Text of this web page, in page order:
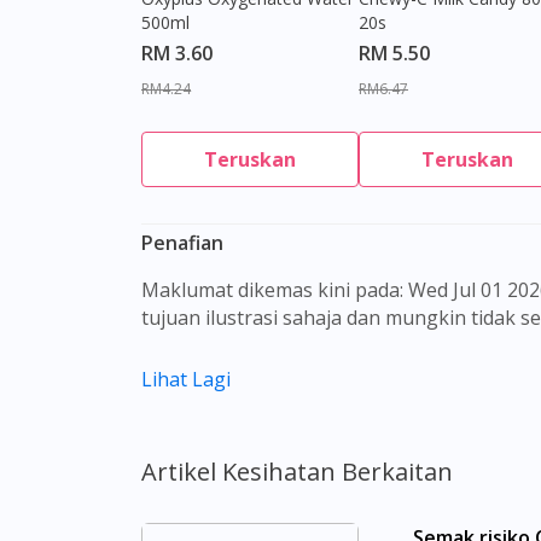
500ml
RM 3.60
RM4.24
Teruskan
20s
RM 5.50
RM6.47
Teruskan
Penafian
Maklumat dikemas kini pada: Wed Jul 01 2026 08:21:20 GMT+0000 (Coordinated Universal Time) Gambar barangan yang ditunjukkan hanya untuk
tujuan ilustrasi sahaja dan mungkin tidak
Kandungan laman web ini adalah
untuk membuat diagnosis atau rawatan
sebelum mengambil atau menggunakan
Lihat Lagi
Artikel Kesihatan Berkaitan